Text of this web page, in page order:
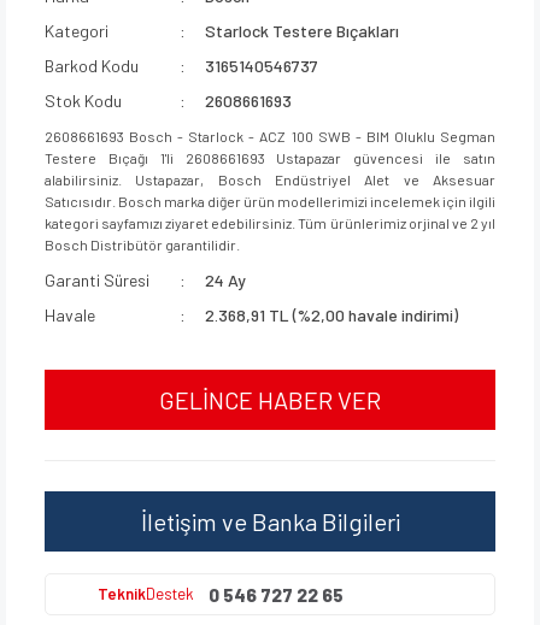
Kategori
Starlock Testere Bıçakları
Barkod Kodu
3165140546737
Stok Kodu
2608661693
2608661693 Bosch - Starlock - ACZ 100 SWB - BIM Oluklu Segman
Testere Bıçağı 1'li 2608661693 Ustapazar güvencesi ile satın
alabilirsiniz. Ustapazar, Bosch Endüstriyel Alet ve Aksesuar
Satıcısıdır. Bosch marka diğer ürün modellerimizi incelemek için ilgili
kategori sayfamızı ziyaret edebilirsiniz. Tüm ürünlerimiz orjinal ve 2 yıl
Bosch Distribütör garantilidir.
Garanti Süresi
24 Ay
Havale
2.368,91 TL (%2,00 havale indirimi)
GELİNCE HABER VER
İletişim ve Banka Bilgileri
TeknikDestek 0 546 727 22 65